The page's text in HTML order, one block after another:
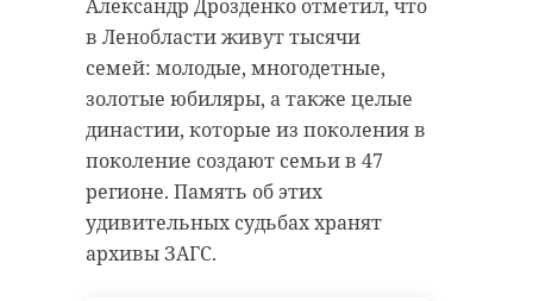
Александр Дрозденко отметил, что
в Ленобласти живут тысячи
семей: молодые, многодетные,
золотые юбиляры, а также целые
династии, которые из поколения в
поколение создают семьи в 47
регионе. Память об этих
удивительных судьбах хранят
архивы ЗАГС.